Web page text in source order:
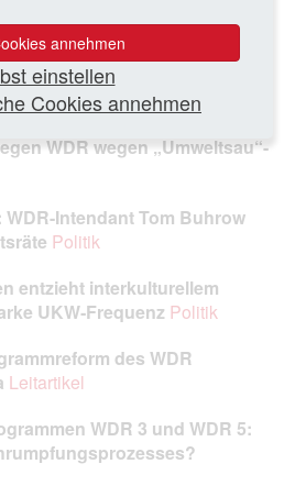
HörfunkwerbungPolitik
nun crossmedial
WDR wegen „Umweltsau“-
Intendant Tom Buhrow
Politik
entzieht interkulturellem
UKW‑Frequenz Politik
des WDR
Leitartikel
WDR 3 und WDR 5:
annehmen
einstellen
Cookies annehmen